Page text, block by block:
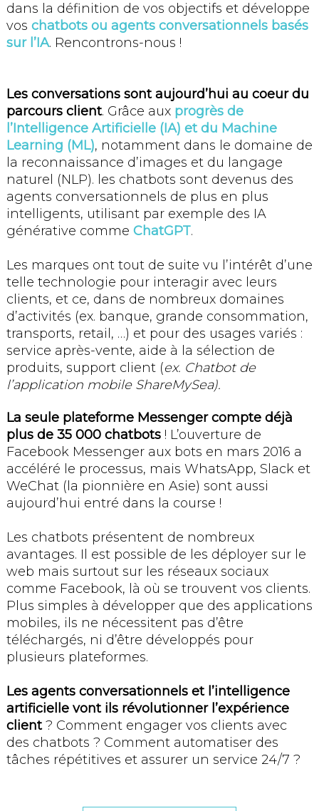
dans la définition de vos objectifs et développe
vos chatbots ou agents conversationnels basés
sur l’IA. Rencontrons-nous !
Les conversations sont aujourd’hui au coeur du
parcours client. Grâce aux progrès de
l’Intelligence Artificielle (IA) et du Machine
Learning (ML), notamment dans le domaine de
la reconnaissance d’images et du langage
naturel (NLP). les chatbots sont devenus des
agents conversationnels de plus en plus
intelligents, utilisant par exemple des IA
générative comme ChatGPT.
Les marques ont tout de suite vu l’intérêt d’une
telle technologie pour interagir avec leurs
clients, et ce, dans de nombreux domaines
d’activités (ex. banque, grande consommation,
transports, retail, …) et pour des usages variés :
service après-vente, aide à la sélection de
produits, support client (ex. Chatbot de
l’application mobile ShareMySea).
La seule plateforme Messenger compte déjà
plus de 35 000 chatbots! L’ouverture de
Facebook Messenger aux bots en mars 2016 a
accéléré le processus, mais WhatsApp, Slack et
WeChat (la pionnière en Asie) sont aussi
aujourd’hui entré dans la course !
Les chatbots présentent de nombreux
avantages. Il est possible de les déployer sur le
web mais surtout sur les réseaux sociaux
comme Facebook, là où se trouvent vos clients.
Plus simples à développer que des applications
mobiles, ils ne nécessitent pas d’être
téléchargés, ni d’être développés pour
plusieurs plateformes.
Les agents conversationnels et l’intelligence
artificielle vont ils révolutionner l’expérience
client? Comment engager vos clients avec
des chatbots ? Comment automatiser des
tâches répétitives et assurer un service 24/7 ?